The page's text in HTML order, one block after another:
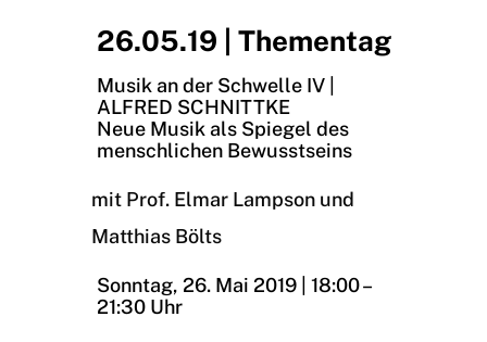
26.05.19 | Thementag
Musik an der Schwelle IV |
ALFRED SCHNITTKE
Neue Musik als Spiegel des
menschlichen Bewusstseins
mit Prof. Elmar Lampson und
Matthias Bölts
Sonntag, 26. Mai 2019 | 18:00 –
21:30 Uhr